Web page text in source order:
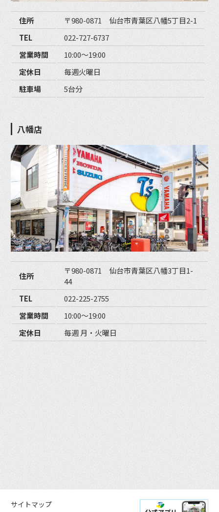
住所
〒980-0871 仙台市青葉区八幡5丁目2-1
TEL
022-727-6737
営業時間
10:00〜19:00
定休日
毎週火曜日
駐車場
5台分
八幡店
住所
〒980-0871 仙台市青葉区八幡3丁目1-
44
TEL
022-225-2755
営業時間
10:00〜19:00
定休日
毎週 月・火曜日
サイトマップ